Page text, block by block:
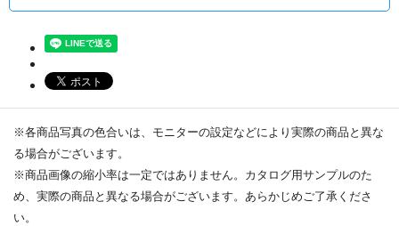
※各商品写真の色合いは、モニターの設定などにより実際の商品と異な
る場合がございます。
※商品画像の縮小率は一定ではありません。カタログ用サンプルのた
め、実際の商品と異なる場合がございます。あらかじめご了承くださ
い。